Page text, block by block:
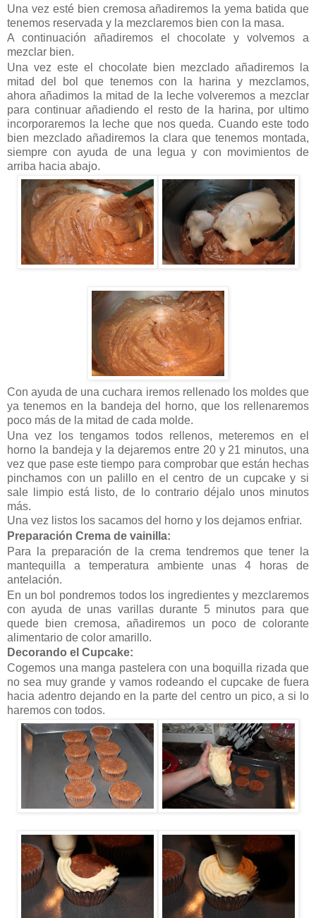
Una vez esté bien cremosa añadiremos la yema batida que
tenemos reservada y la mezclaremos bien con la masa.
A continuación añadiremos el chocolate y volvemos a
mezclar bien.
Una vez este el chocolate bien mezclado añadiremos la
mitad del bol que tenemos con la harina y mezclamos,
ahora añadimos la mitad de la leche volveremos a mezclar
para continuar añadiendo el resto de la harina, por ultimo
incorporaremos la leche que nos queda. Cuando este todo
bien mezclado añadiremos la clara que tenemos montada,
siempre con ayuda de una legua y con movimientos de
arriba hacia abajo.
Con ayuda de una cuchara iremos rellenado los moldes que
ya tenemos en la bandeja del horno, que los rellenaremos
poco más de la mitad de cada molde.
Una vez los tengamos todos rellenos, meteremos en el
horno la bandeja y la dejaremos entre 20 y 21 minutos, una
vez que pase este tiempo para comprobar que están hechas
pinchamos con un palillo en el centro de un cupcake y si
sale limpio está listo, de lo contrario déjalo unos minutos
más.
Una vez listos los sacamos del horno y los dejamos enfriar.
Preparación Crema de vainilla:
Para la preparación de la crema tendremos que tener la
mantequilla a temperatura ambiente unas 4 horas de
antelación.
En un bol pondremos todos los ingredientes y mezclaremos
con ayuda de unas varillas durante 5 minutos para que
quede bien cremosa, añadiremos un poco de colorante
alimentario de color amarillo.
Decorando el Cupcake:
Cogemos una manga pastelera con una boquilla rizada que
no sea muy grande y vamos rodeando el cupcake de fuera
hacia adentro dejando en la parte del centro un pico, a si lo
haremos con todos.